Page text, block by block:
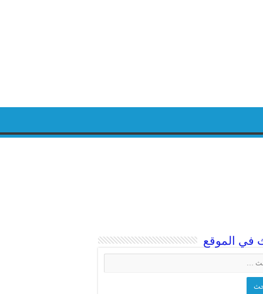
في الموقع